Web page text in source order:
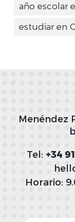
año escolar
estudiar en
Menéndez
Tel: +34
Horario: